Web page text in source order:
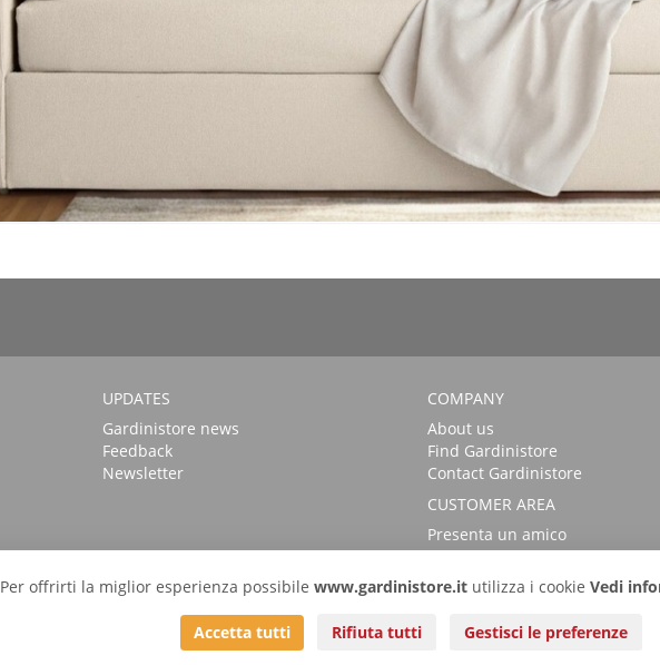
Per offrirti la miglior esperienza possibile www.gardinistore.itutilizza i cookie Vedi
Accetta tutti Rifiuta tutti Gestisci le preferenze
UPDATES
Gardinistore news
Feedback
Newsletter
COMPANY
About us
Find Gardinistore
Contact Gardinistore
CUSTOMER AREA
Presenta un amico
FAQs
Login
GARDINISTORE is a trademark of Gardini per arredare
s.r.l. | Via Savignano, 54 - 47043
Tel+39 0541932927